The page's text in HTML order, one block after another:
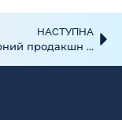
НАСТУПНА
Як надмірний продакшн відлякує клієнтів у TikTok